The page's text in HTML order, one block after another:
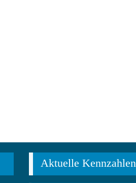
Aktuelle Kennzahlen